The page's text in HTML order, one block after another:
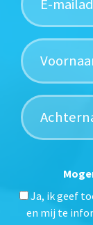
Ja, ik geef
en mij te